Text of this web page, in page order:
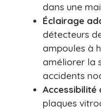
dans une
Éclairage
détecteurs
ampoules à
améliorer la
accidents
Accessibilité
plaques